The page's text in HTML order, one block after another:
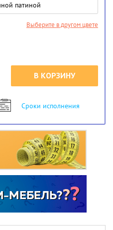
патиной
Выберите в другом цвете
В КОРЗИНУ
Сроки исполнения